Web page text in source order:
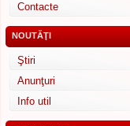
Contacte
NOUTĂŢI
Ştiri
Anunţuri
Info util